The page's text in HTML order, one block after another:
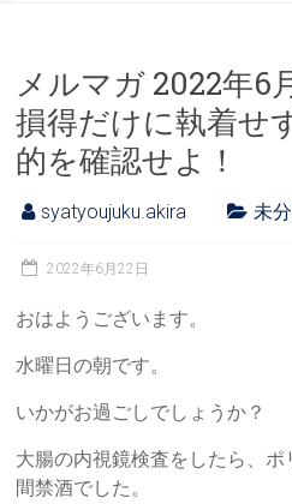
社
長
塾
&ESJ
社
労
士
総
研
メルマガ 2022年6
損得だけに執着せ
的を確認せよ！
syatyoujuku.akira 未
2022年6月22日
おはようございます。
水曜日の朝です。
いかがお過ごしでしょうか？
大腸の内視鏡検査をしたら、
間禁酒でした。